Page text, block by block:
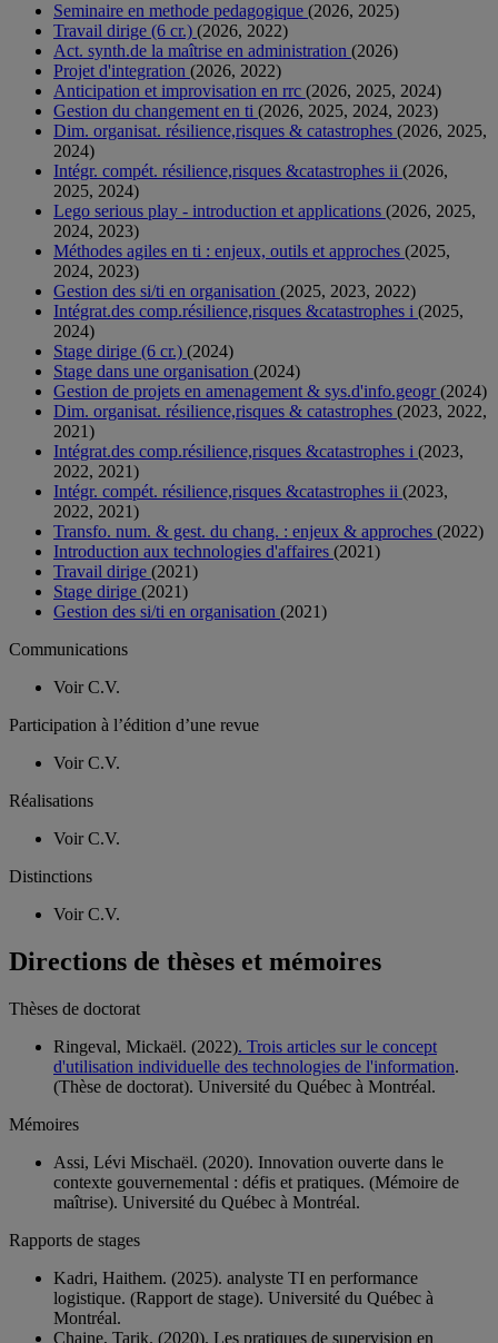
Seminaire en methode pedagogique (2026, 2025)
Travail dirige (6 cr.) (2026, 2022)
Act. synth.de la maîtrise en administration (2026)
Projet d'integration (2026, 2022)
Anticipation et improvisation en rrc (2026, 2025, 2024)
Gestion du changement en ti (2026, 2025, 2024, 2023)
Dim. organisat. résilience,risques & catastrophes (2026, 2025,
2024)
Intégr. compét. résilience,risques &catastrophes ii (2026,
2025, 2024)
Lego serious play - introduction et applications (2026, 2025,
2024, 2023)
Méthodes agiles en ti : enjeux, outils et approches (2025,
2024, 2023)
Gestion des si/ti en organisation (2025, 2023, 2022)
Intégrat.des comp.résilience,risques &catastrophes i (2025,
2024)
Stage dirige (6 cr.) (2024)
Stage dans une organisation (2024)
Gestion de projets en amenagement & sys.d'info.geogr(2024)
Dim. organisat. résilience,risques & catastrophes (2023, 2022,
2021)
Intégrat.des comp.résilience,risques &catastrophes i (2023,
2022, 2021)
Intégr. compét. résilience,risques &catastrophes ii (2023,
2022, 2021)
Transfo. num. & gest. du chang. : enjeux & approches (2022)
Introduction aux technologies d'affaires (2021)
Travail dirige (2021)
Stage dirige (2021)
Gestion des si/ti en organisation (2021)
Communications
Voir C.V.
Participation à l’édition d’une revue
Voir C.V.
Réalisations
Voir C.V.
Distinctions
Voir C.V.
Directions de thèses et mémoires
Thèses de doctorat
Ringeval, Mickaël. (2022). Trois articles sur le concept
d'utilisation individuelle des technologies de l'information.
(Thèse de doctorat). Université du Québec à Montréal.
Mémoires
Assi, Lévi Mischaël. (2020). Innovation ouverte dans le
contexte gouvernemental : défis et pratiques. (Mémoire de
maîtrise). Université du Québec à Montréal.
Rapports de stages
Kadri, Haithem. (2025). analyste TI en performance
logistique. (Rapport de stage). Université du Québec à
Montréal.
Chaine, Tarik. (2020). Les pratiques de supervision en